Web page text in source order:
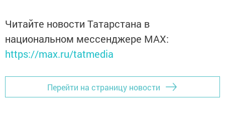
Читайте новости Татарстана в
национальном мессенджере MАХ:
https://max.ru/tatmedia
Перейти на страницу новости